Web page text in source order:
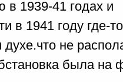
в 1939-41 годах и
в 1941 году
не
была на